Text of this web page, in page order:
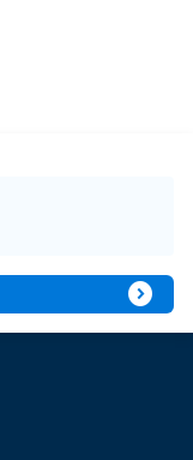
expand_circle_right